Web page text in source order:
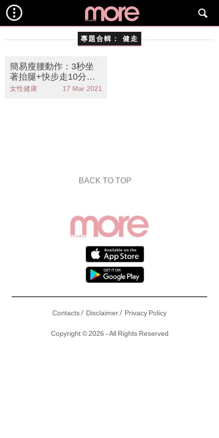
專題合輯： 健走
簡易瘦腰動作：3秒坐
著抬腿+快步走10分鐘
日素人1個月腰幼15cm
女性健康 17 Mar 2021
BACK TO TOP
Contacts/ Disclaimer/ Privacy Policy
Copyright © 2026 - All Rights Reserved